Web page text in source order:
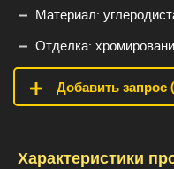
Материал:
Отделка:
Добавить запрос (
Характеристики